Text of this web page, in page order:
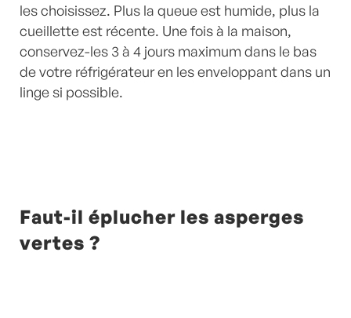
les choisissez. Plus la queue est humide, plus la
cueillette est récente. Une fois à la maison,
conservez-les 3 à 4 jours maximum dans le bas
de votre réfrigérateur en les enveloppant dans un
linge si possible.
Faut-il éplucher les asperges
vertes ?